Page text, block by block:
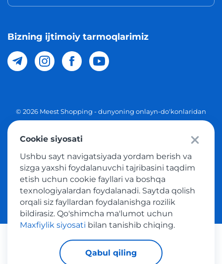
Bizning ijtimoiy tarmoqlarimiz
© 2026 Meest Shopping - dunyoning onlayn-do'konlaridan
O'zbekistonga xaridlarni yetkazib berish. Barcha huquqlar
Ommaviy taklif
Tovar sotib olish xizmatidan foydalanish shartlari
Cookie siyosati
Ushbu sayt navigatsiyada yordam berish va
sizga yaxshi foydalanuvchi tajribasini taqdim
etish uchun cookie fayllari va boshqa
texnologiyalardan foydalanadi. Saytda qolish
orqali siz fayllardan foydalanishga rozilik
bildirasiz. Qo'shimcha ma'lumot uchun
Maxfiylik siyosati bilan tanishib chiqing.
Qabul qiling